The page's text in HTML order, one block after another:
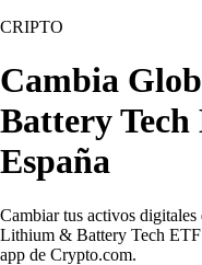
CRIPTO
Cambia
Battery
España
Cambiar tus activos
Lithium & Battery Tech ETF
app de Crypto.com.